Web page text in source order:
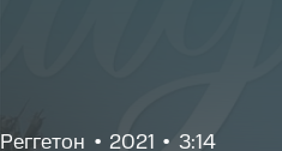
Реггетон 2021 3:14